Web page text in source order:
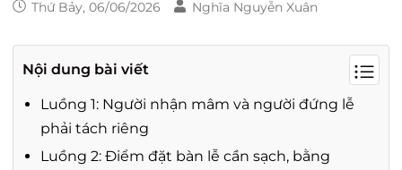
Thứ Bảy, 06/06/2026 Nghĩa Nguyễn Xuân
Nội dung bài viết
Luồng 1: Người nhận mâm và người đứng lễ
phải tách riêng
Luồng 2: Điểm đặt bàn lễ cần sạch, bằng